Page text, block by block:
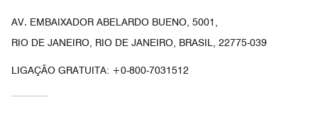
AV. EMBAIXADOR ABELARDO BUENO, 5001,
RIO DE JANEIRO, RIO DE JANEIRO, BRASIL, 22775-039
LIGAÇÃO GRATUITA: +0-800-7031512